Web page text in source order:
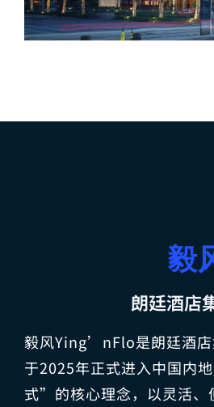
毅
朗廷酒店
毅风Ying’nFlo是朗廷酒店
于2025年正式进入中国内
式”的核心理念，以灵活、